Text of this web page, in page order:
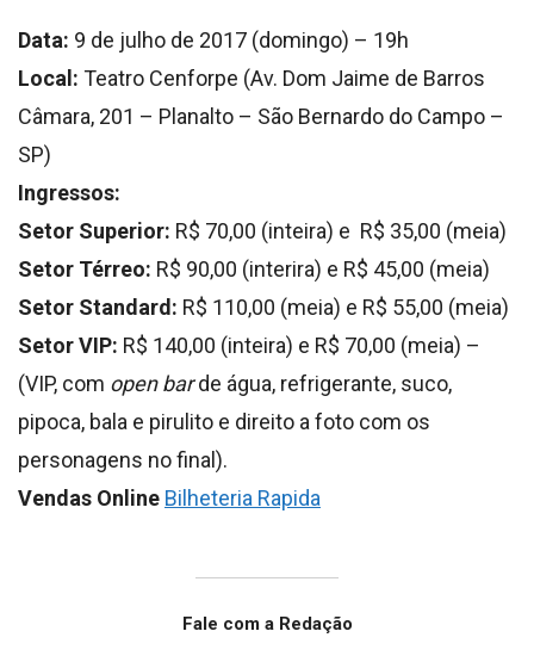
Data: 9 de julho de 2017 (domingo) – 19h
Local: Teatro Cenforpe (Av. Dom Jaime de Barros
Câmara, 201 – Planalto – São Bernardo do Campo –
SP)
Ingressos:
Setor Superior: R$ 70,00 (inteira) e R$ 35,00 (meia)
Setor Térreo: R$ 90,00 (interira) e R$ 45,00 (meia)
Setor Standard: R$ 110,00 (meia) e R$ 55,00 (meia)
Setor VIP: R$ 140,00 (inteira) e R$ 70,00 (meia) –
(VIP, com open barde água, refrigerante, suco,
pipoca, bala e pirulito e direito a foto com os
personagens no final).
Vendas Online Bilheteria Rapida
Fale com a Redação